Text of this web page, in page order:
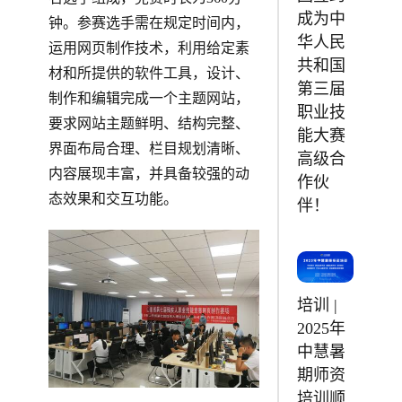
钟。参赛选手需在规定时间内，
运用网页制作技术，利用给定素
材和所提供的软件工具，设计、
制作和编辑完成一个主题网站，
要求网站主题鲜明、结构完整、
界面布局合理、栏目规划清晰、
内容展现丰富，并具备较强的动
态效果和交互功能。
成为中
华人民
共和国
第三届
职业技
能大赛
高级合
作伙
伴！
培训 |
2025年
中慧暑
期师资